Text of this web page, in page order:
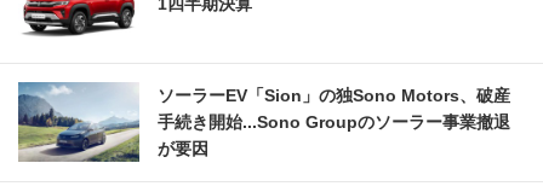
ソーラーEV「Sion」の独Sono Motors、破産
手続き開始...Sono Groupのソーラー事業撤退
が要因